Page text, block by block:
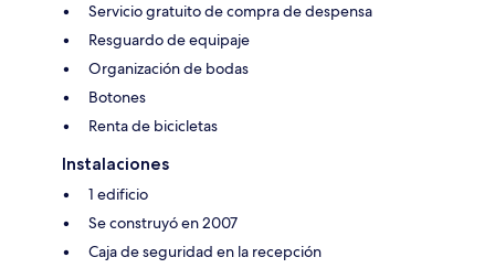
Servicio gratuito de compra de despensa
Resguardo de equipaje
Organización de bodas
Botones
Renta de bicicletas
Instalaciones
1 edificio
Se construyó en 2007
Caja de seguridad en la recepción